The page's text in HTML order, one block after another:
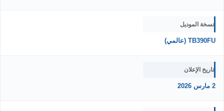
نسخة الموديل
TB390FU (عالمي)
تاريخ الإعلان
2 مارس 2026